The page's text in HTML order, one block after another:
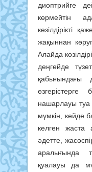
диоптрийге
көрмейтін
көзілдірікті
жақыннан
Алайда
деңгейде
қабығындағы
өзгерістерге
нашарлауы туа
мүмкін, кейде
келген жаста
әдетте,
аралығында
қуалауы да